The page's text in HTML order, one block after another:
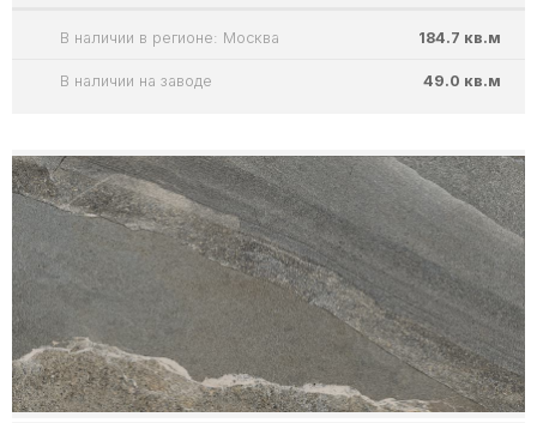
В наличии в регионе: Москва 184.7 кв.м
В наличии на заводе 49.0 кв.м